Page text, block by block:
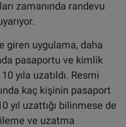
zamanında randevu
giren uygulama, daha
pasaportu ve kimlik
yıla uzatıldı. Resmi
kaç kişinin pasaport
yıl uzattığı bilinmese de
ve uzatma